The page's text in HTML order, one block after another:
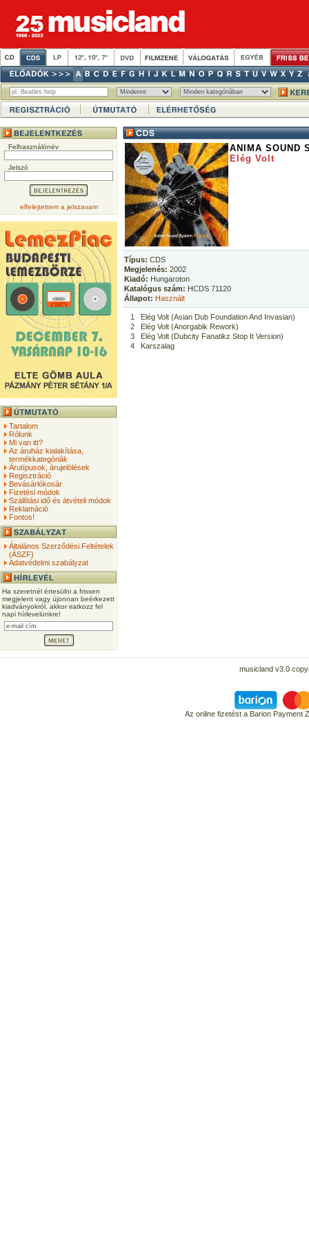
Felhasználónév
Jelszó
elfelejtettem a jelszavam
Tartalom
Rólunk
Mi van itt?
Az áruház kialakítása,
termékkategóriák
Árutípusok, árujelölések
Regisztráció
Bevásárlókosár
Fizetési módok
Szállítási idő és átvételi módok
Reklamáció
Fontos!
Általános Szerződési Feltételek
(ÁSZF)
Adatvédelmi szabályzat
Ha szeretnél értesülni a frissen
megjelent vagy újonnan beérkezett
kiadványokról, akkor iratkozz fel
napi hírlevelünkre!
ANIMA SOUND
Elég Volt
Típus: CDS
Megjelenés: 2002
Kiadó: Hungaroton
Katalógus szám: HCDS 71120
Állapot: Használt
1
Elég Volt (Asian Dub Foundation And Invasian)
2
Elég Volt (Anorgabik Rework)
3
Elég Volt (Dubcity Fanatikz Stop It Version)
4
Karszalag
musicland v3.0
Az online fizetést a Barion Payment